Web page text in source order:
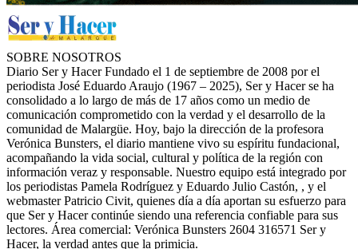
SOBRE NOSOTROS
Diario Ser y Hacer Fundado el 1 de septiembre de 2008 por el
periodista José Eduardo Araujo (1967 – 2025), Ser y Hacer se ha
consolidado a lo largo de más de 17 años como un medio de
comunicación comprometido con la verdad y el desarrollo de la
comunidad de Malargüe. Hoy, bajo la dirección de la profesora
Verónica Bunsters, el diario mantiene vivo su espíritu fundacional,
acompañando la vida social, cultural y política de la región con
información veraz y responsable. Nuestro equipo está integrado por
los periodistas Pamela Rodríguez y Eduardo Julio Castón, , y el
webmaster Patricio Civit, quienes día a día aportan su esfuerzo para
que Ser y Hacer continúe siendo una referencia confiable para sus
lectores. Área comercial: Verónica Bunsters 2604 316571 Ser y
Hacer, la verdad antes que la primicia.